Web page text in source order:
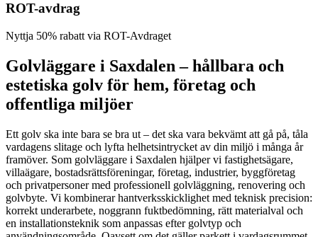
ROT-avdrag
Nyttja 50% rabatt via ROT-Avdraget
Golvläggare i Saxdalen – hållbara och
estetiska golv för hem, företag och
offentliga miljöer
Ett golv ska inte bara se bra ut – det ska vara bekvämt att gå på, tåla
vardagens slitage och lyfta helhetsintrycket av din miljö i många år
framöver. Som golvläggare i Saxdalen hjälper vi fastighetsägare,
villaägare, bostadsrättsföreningar, företag, industrier, byggföretag
och privatpersoner med professionell golvläggning, renovering och
golvbyte. Vi kombinerar hantverksskicklighet med teknisk precision:
korrekt underarbete, noggrann fuktbedömning, rätt materialval och
en installationsteknik som anpassas efter golvtyp och